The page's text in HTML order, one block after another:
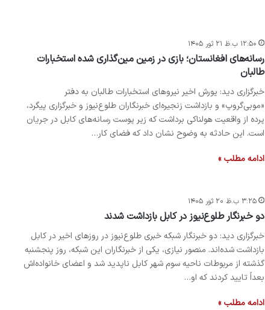
۱۲:۵۰ ب.ظ ۲۱ ثور ۱۴۰۵
رسانه‌های افغانستان؛ بازی در زمین مین‌گذاری شده استخبارات
طالبان
خبرگزاری دید: یورش اخیر نیروهای استخبارات طالبان به دفتر
«موبی‌گروپ» و بازداشت زنجیره‌ای خبرنگاران طلوع‌نیوز و خبرگزاری پیگرد،
پرده از واقعیت هولناکی برداشت که زیر پوست رسانه‌های کابل در جریان
است. این حادثه به وضوح نشان داد که فضای کار…
ادامه مطلب »
۳:۲۵ ب.ظ ۲۰ ثور ۱۴۰۵
دو خبرنگار طلوع‌نیوز در کابل بازداشت شدند
خبرگزاری دید: دو خبرنگار شبکه خبری طلوع‌نیوز در روزهای اخیر در کابل
بازداشت شده‌اند. منصور نیازی، یکی از خبرنگاران این شبکه، روز پنجشنبه
گذشته از مربوطات ناحیه سوم شهر کابل ناپدید شد و اعضای خانواده‌اش
بعداً تایید کردند که او…
ادامه مطلب »